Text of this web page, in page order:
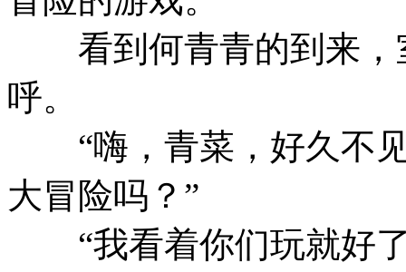
看到何青青的到来，
呼。
“嗨，青菜，好久不见
大冒险吗？”
“我看着你们玩就好